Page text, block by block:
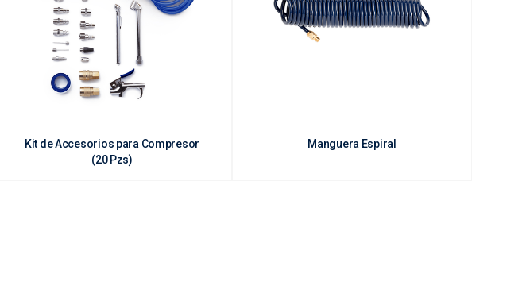
Kit de Accesorios para Compresor
(20 Pzs)
Manguera Espiral